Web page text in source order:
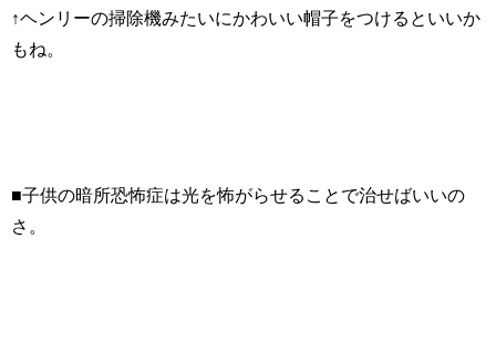
↑ヘンリーの掃除機みたいにかわいい帽子をつけるといいか
もね。
■子供の暗所恐怖症は光を怖がらせることで治せばいいの
さ。